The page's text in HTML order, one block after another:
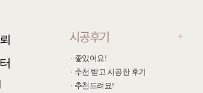
시공후기 +
좋았어요!
추천 받고 시공한 후기
추천드려요!